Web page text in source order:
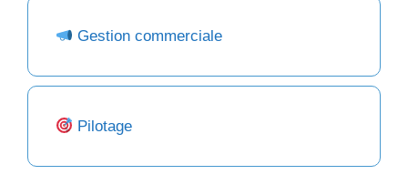
Gestion commerciale
Pilotage